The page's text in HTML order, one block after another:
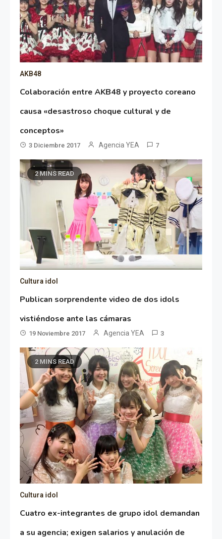
AKB48
Colaboración entre AKB48 y proyecto coreano
causa «desastroso choque cultural y de
conceptos»
3 Diciembre 2017 Agencia YEA 7
2 MINS READ
Cultura idol
Publican sorprendente video de dos idols
vistiéndose ante las cámaras
19 Noviembre 2017 Agencia YEA 3
2 MINS READ
Cultura idol
Cuatro ex-integrantes de grupo idol demandan
a su agencia; exigen salarios y anulación de